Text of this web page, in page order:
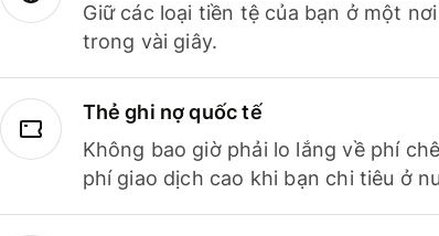
Giữ các loại tiền tệ của bạn ở một
trong vài giây.
Thẻ ghi nợ quốc tế
Không bao giờ phải lo lắng về phí
phí giao dịch cao khi bạn chi tiêu ở